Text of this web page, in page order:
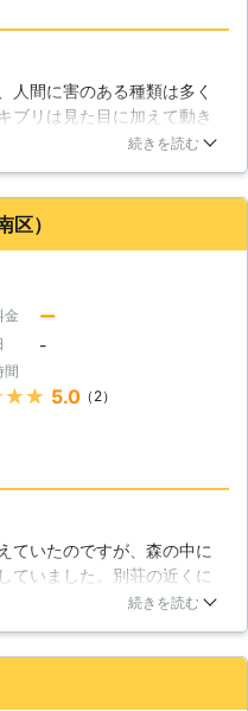
人間に害のある種類は多く
ブリは見た目に加えて動き
メリットでした。ですか
きるため、安心していま
続きを読む
区）
金 ー
-
間
5.0（2）
ていたのですが、森の中に
ていました。別荘の近くに
者の名前が上がってきまし
が出来たのは、業者の方の
続きを読む